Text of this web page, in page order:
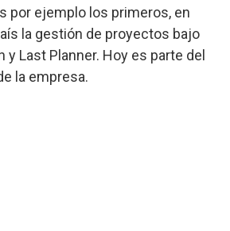
por ejemplo los primeros, en
la gestión de proyectos bajo
y Last Planner. Hoy es parte del
la empresa.